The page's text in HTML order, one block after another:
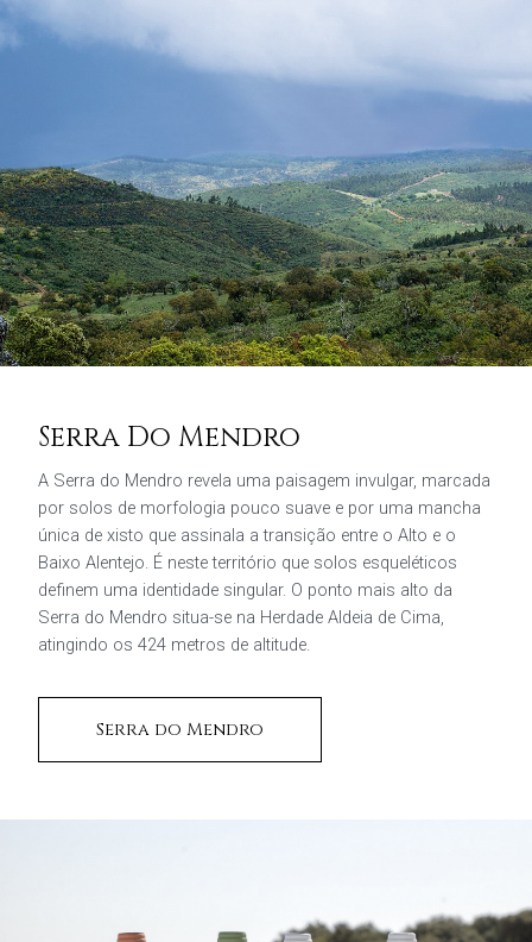
Serra Do Mendro
A Serra do Mendro revela uma paisagem invulgar, marcada
por solos de morfologia pouco suave e por uma mancha
única de xisto que assinala a transição entre o Alto e o
Baixo Alentejo. É neste território que solos esqueléticos
definem uma identidade singular. O ponto mais alto da
Serra do Mendro situa-se na Herdade Aldeia de Cima,
atingindo os 424 metros de altitude.
Serra do Mendro